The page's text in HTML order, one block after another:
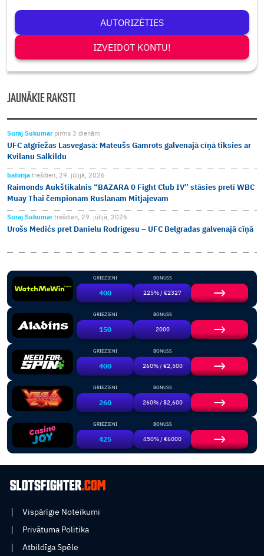
AUTORIZĒTIES
IZVEIDOT KONTU!
JAUNĀKIE RAKSTI
Suraj Sukumar pirms 3 dienām
UFC atgriežas Lasvegasā: Mateušs Gamrots galvenajā cīņā tiksies ar
Kvilanu Salkildu
batorija trešdien, 29. jūlijā, 2026
Raimonds Aukštikalnis “BAZARA 0 Fight Club IV” stāsies pretī WBC
Muay Thai čempionam Ruslanam Mitjajevam
Suraj Sukumartrešdien, 29. jūlijā, 2026
Urošs Medićs pret Danielu Rodrigesu – UFC Belgradas galvenajā cīņā
GRIEZIENI
400
BONUSS
225% / €2327
GRIEZIENI
150
BONUSS
2000
GRIEZIENI
400
BONUSS
260% / €2,500
GRIEZIENI
260
BONUSS
260% / $2,600
GRIEZIENI
425
BONUSS
450% / €6000
Vispārīgie Noteikumi
Privātuma Politika
Atbildīga Spēle